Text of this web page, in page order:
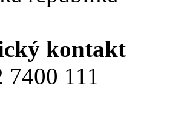
kontakt
7400 111